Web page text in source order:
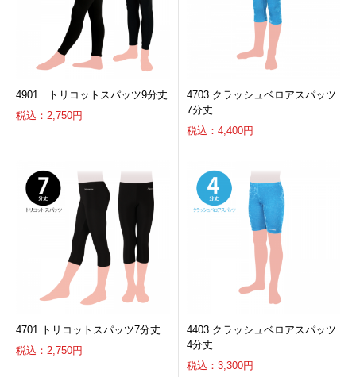
4901 トリコットスパッツ9分丈
税込：2,750円
4703 クラッシュベロアスパッツ
7分丈
税込：4,400円
4701 トリコットスパッツ7分丈
税込：2,750円
4403 クラッシュベロアスパッツ
4分丈
税込：3,300円